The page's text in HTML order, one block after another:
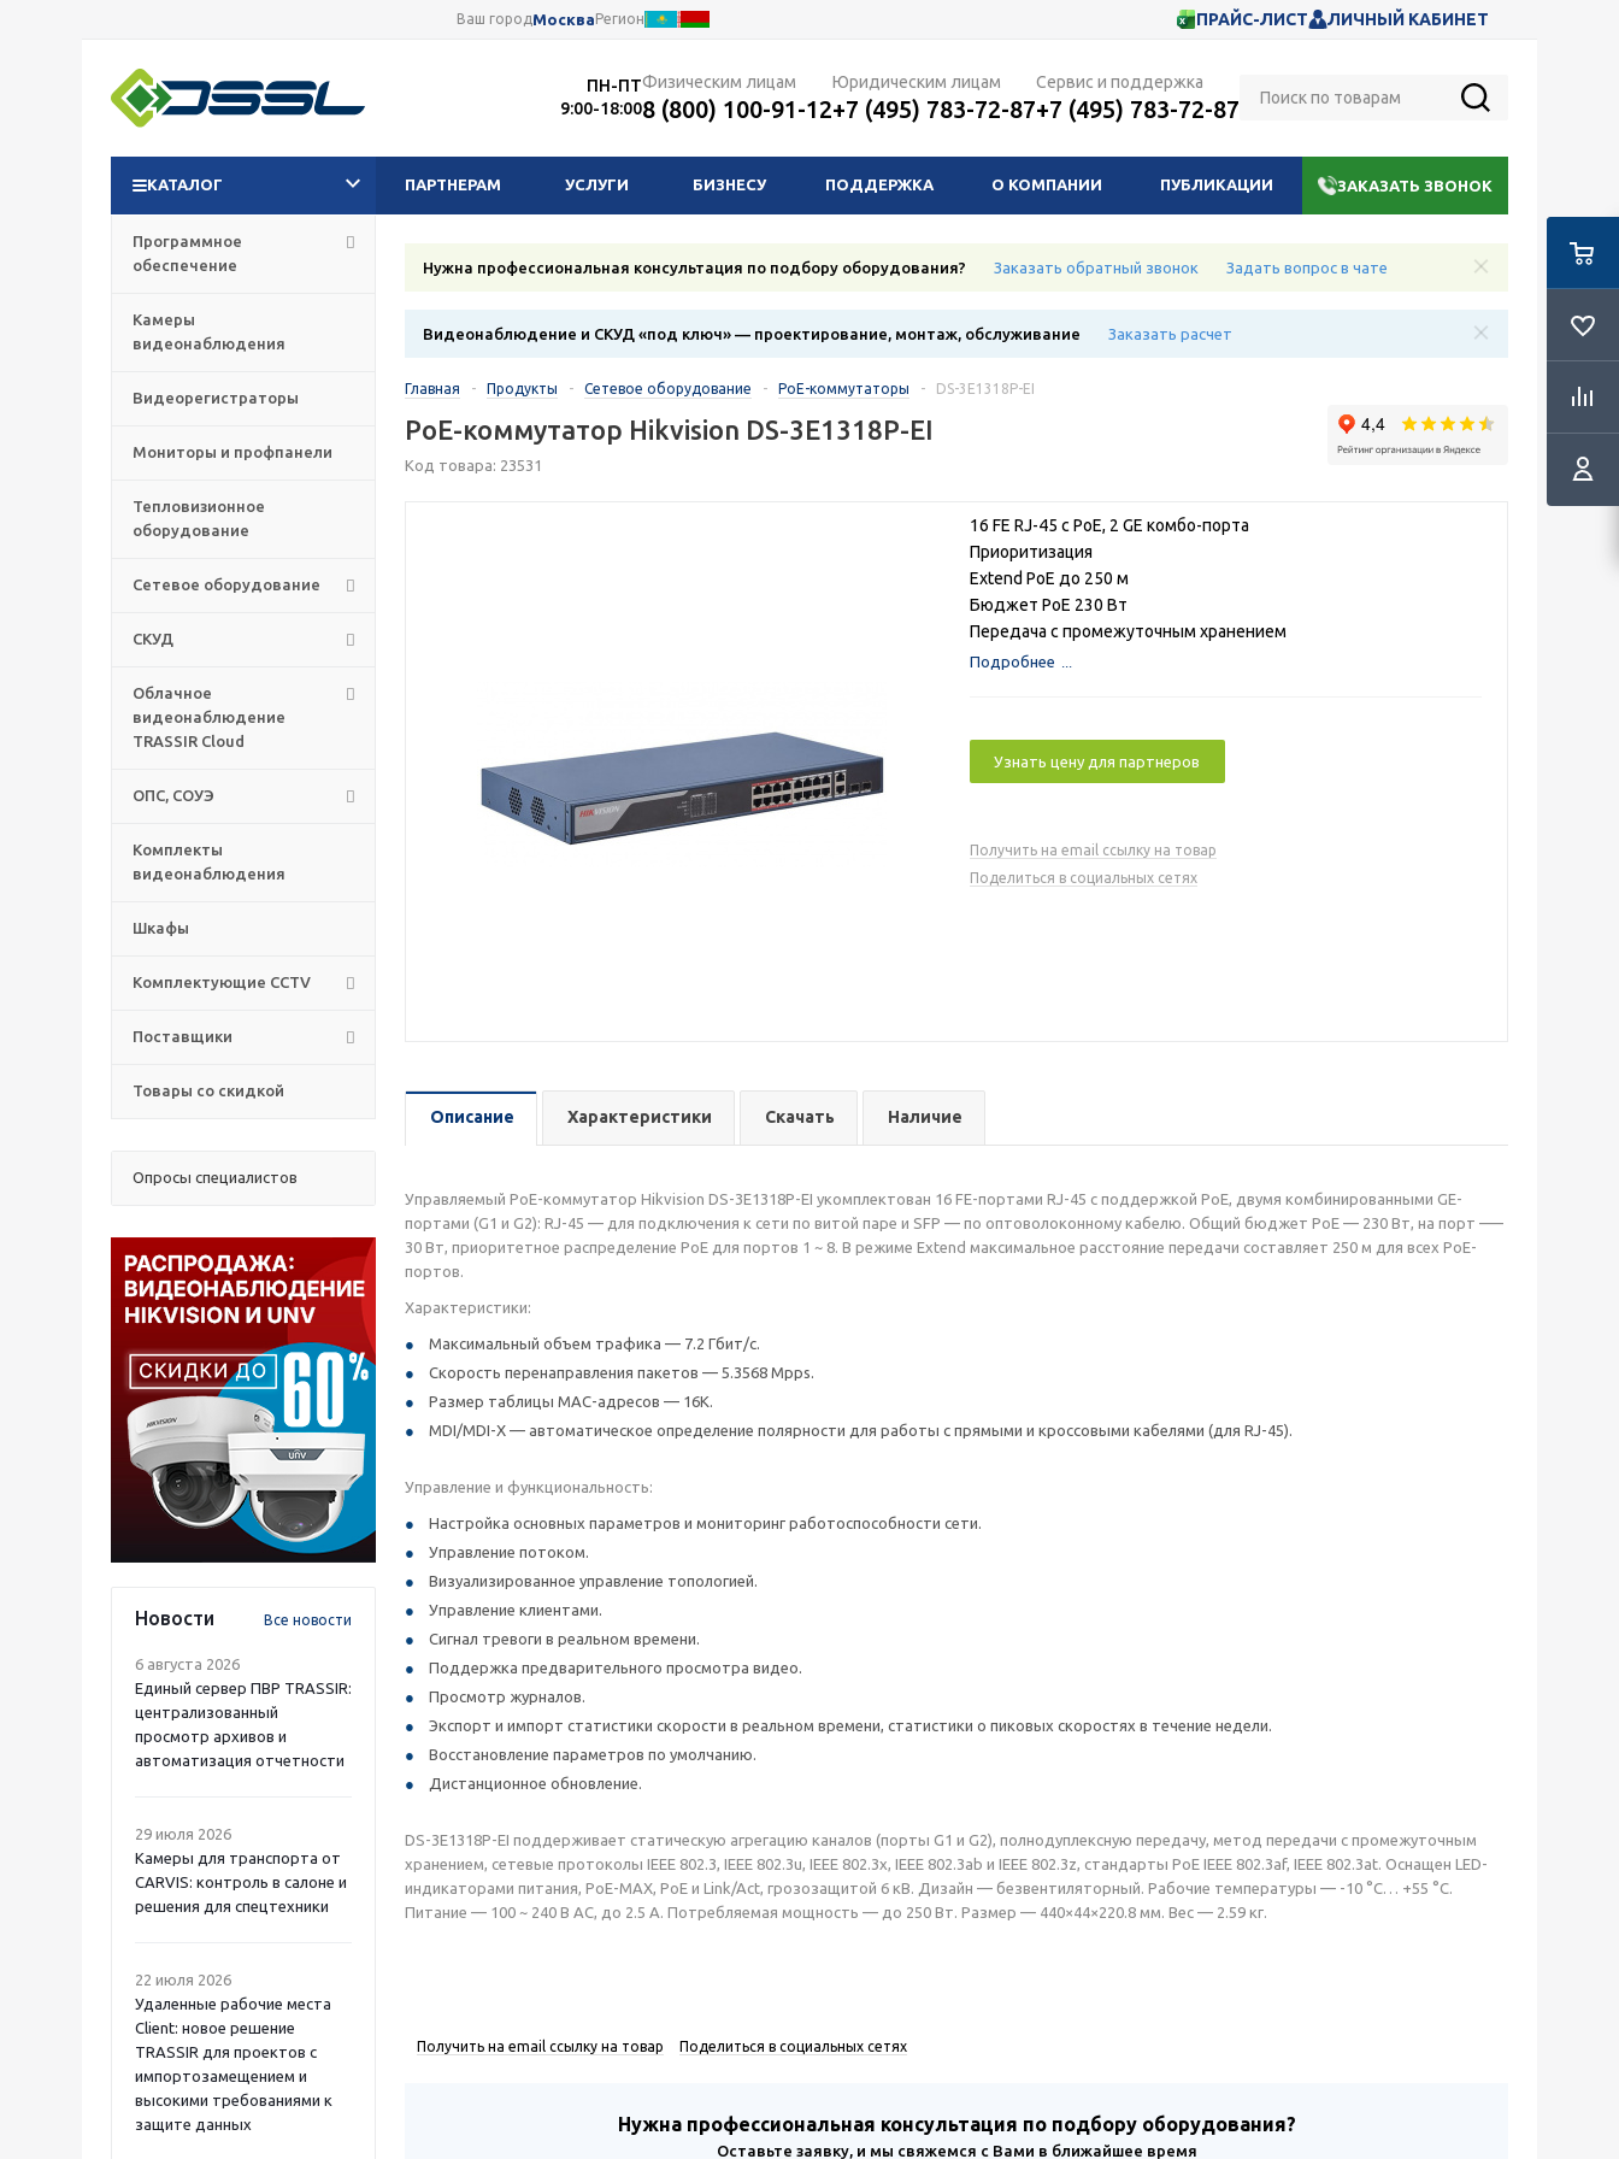
Ваш городМоскваРегион ПРАЙС-ЛИСТ ЛИЧНЫЙ КАБИНЕТ
ПН-ПТ
9:00-18:00
Физическим лицам
8 (800) 100-91-12
Юридическим лицам
+7 (495) 783-72-87
Сервис и поддержка
+7 (495) 783-72-87
КАТАЛОГ ПАРТНЕРАМ УСЛУГИ БИЗНЕСУ ПОДДЕРЖКА О КОМПАНИИ ПУБЛИКАЦИИ ЗАКАЗАТЬ ЗВОНОК
Программное
обеспечение
Камеры
видеонаблюдения
Видеорегистраторы
Мониторы и профпанели
Тепловизионное
оборудование
Сетевое оборудование
СКУД
Облачное
видеонаблюдение
TRASSIR Cloud
ОПС, СОУЭ
Комплекты
видеонаблюдения
Шкафы
Комплектующие CCTV
Поставщики
Товары со скидкой
Опросы специалистов
Новости Все новости
6 августа 2026
Единый сервер ПВР TRASSIR:
централизованный
просмотр архивов и
автоматизация отчетности
29 июля 2026
Камеры для транспорта от
CARVIS: контроль в салоне и
решения для спецтехники
22 июля 2026
Удаленные рабочие места
Client: новое решение
TRASSIR для проектов с
импортозамещением и
высокими требованиями к
защите данных
Нужна профессиональная консультация по подбору оборудования? Заказать обратный звонок Задать вопрос в чате
Видеонаблюдение и СКУД «под ключ» — проектирование, монтаж, обслуживание Заказать расчет
Главная - Продукты - Сетевое оборудование - PoE-коммутаторы - DS-3E1318P-EI
PoE-коммутатор Hikvision DS-3E1318P-EI
Код товара: 23531
16 FE RJ-45 с PoE, 2 GE комбо-порта
Приоритизация
Extend PoE до 250 м
Бюджет РоЕ 230 Вт
Передача с промежуточным хранением
Подробнее
Узнать цену для партнеров
Получить на email ссылку на товар
Поделиться в социальных сетях
Описание Характеристики Скачать Наличие
Управляемый PoE-коммутатор Hikvision DS-3E1318P-EI укомплектован 16 FE-портами RJ-45 с поддержкой PoE, двумя комбинированными GE-
портами (G1 и G2): RJ-45 — для подключения к сети по витой паре и SFP — по оптоволоконному кабелю. Общий бюджет РоЕ — 230 Вт, на порт –—
30 Вт, приоритетное распределение РоЕ для портов 1 ~ 8. В режиме Extend максимальное расстояние передачи составляет 250 м для всех РоЕ-
портов.
Характеристики:
Максимальный объем трафика — 7.2 Гбит/с.
Скорость перенаправления пакетов — 5.3568 Mpps.
Размер таблицы MAC-адресов — 16К.
MDI/MDI-X — автоматическое определение полярности для работы с прямыми и кроссовыми кабелями (для RJ-45).
Управление и функциональность:
Настройка основных параметров и мониторинг работоспособности сети.
Управление потоком.
Визуализированное управление топологией.
Управление клиентами.
Сигнал тревоги в реальном времени.
Поддержка предварительного просмотра видео.
Просмотр журналов.
Экспорт и импорт статистики скорости в реальном времени, статистики о пиковых скоростях в течение недели.
Восстановление параметров по умолчанию.
Дистанционное обновление.
DS-3E1318P-EI поддерживает статическую агрегацию каналов (порты G1 и G2), полнодуплексную передачу, метод передачи с промежуточным
хранением, сетевые протоколы IEEE 802.3, IEEE 802.3u, IEEE 802.3x, IEEE 802.3ab и IEEE 802.3z, стандарты РоЕ IEEE 802.3af, IEEE 802.3at. Оснащен LED-
индикаторами питания, PoE-MAX, PoE и Link/Act, грозозащитой 6 кВ. Дизайн — безвентиляторный. Рабочие температуры — -10 °C… +55 °C.
Питание — 100 ~ 240 В AC, до 2.5 A. Потребляемая мощность — до 250 Вт. Размер — 440×44×220.8 мм. Вес — 2.59 кг.
Получить на email ссылку на товар Поделиться в социальных сетях
Нужна профессиональная консультация по подбору оборудования?
Оставьте заявку, и мы свяжемся с Вами в ближайшее время